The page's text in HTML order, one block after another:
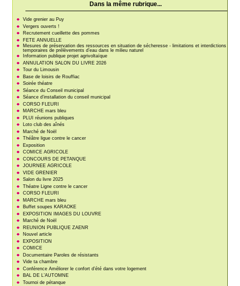
Dans la même rubrique...
Vide grenier au Puy
Vergers ouverts !
Recrutement cueillette des pommes
FETE ANNUELLE
Mesures de préservation des ressources en situation de sécheresse - limitations et interdictions
temporaires de prélèvements d’eau dans le milieu naturel
Information publique projet agrivoltaïque
ANNULATION SALON DU LIVRE 2026
Tour du Limousin
Base de loisirs de Rouffiac
Soirée théatre
Séance du Conseil municipal
Séance d’installation du conseil municipal
CORSO FLEURI
MARCHE mars bleu
PLUI réunions publiques
Loto club des aînés
Marché de Noël
Théâtre ligue contre le cancer
Exposition
COMICE AGRICOLE
CONCOURS DE PETANQUE
JOURNEE AGRICOLE
VIDE GRENIER
Salon du livre 2025
Théatre Ligne contre le cancer
CORSO FLEURI
MARCHE mars bleu
Buffet soupes KARAOKE
EXPOSITION IMAGES DU LOUVRE
Marché de Noël
REUNION PUBLIQUE ZAENR
Nouvel article
EXPOSITION
COMICE
Documentaire Paroles de résistants
Vide ta chambre
Conférence Améliorer le confort d’été dans votre logement
BAL DE L’AUTOMNE
Tournoi de pétanque